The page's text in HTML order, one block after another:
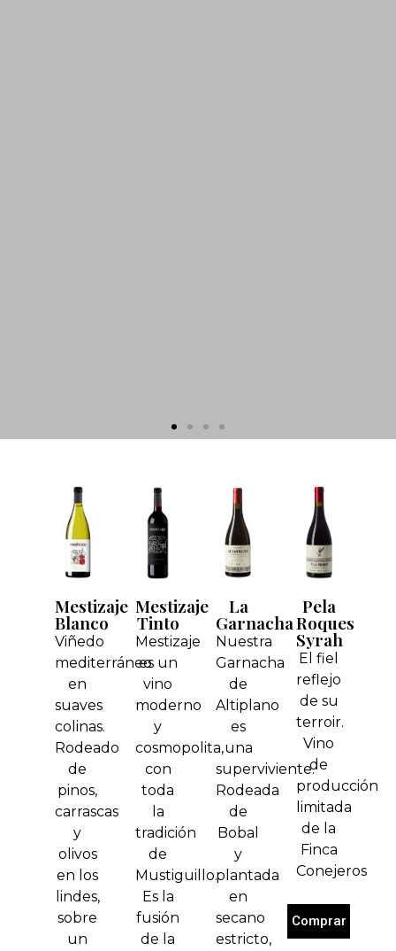
Mestizaje
Blanco
Viñedo
mediterráneo
en
suaves
colinas.
Rodeado
de
pinos,
carrascas
y
olivos
en los
lindes,
sobre
un
Mestizaje
Tinto
Mestizaje
es un
vino
moderno
y
cosmopolita,
con
toda
la
tradición
de
Mustiguillo.
Es la
fusión
de la
La
Garnacha
Nuestra
Garnacha
de
Altiplano
es
una
superviviente.
Rodeada
de
Bobal
y
plantada
en
secano
estricto,
Pela
Roques
Syrah
El fiel
reflejo
de su
terroir.
Vino
de
producción
limitada
de la
Finca
Conejeros
Comprar